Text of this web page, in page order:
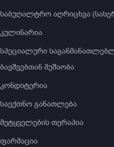
საბუღალტრო აღრიცხვა
კულინარია
სპეციალური
ბავშვებთან მუშაობა
კონდიტერია
საექთნო განათლება
მეტყველების თერაპია
ფარმაცია